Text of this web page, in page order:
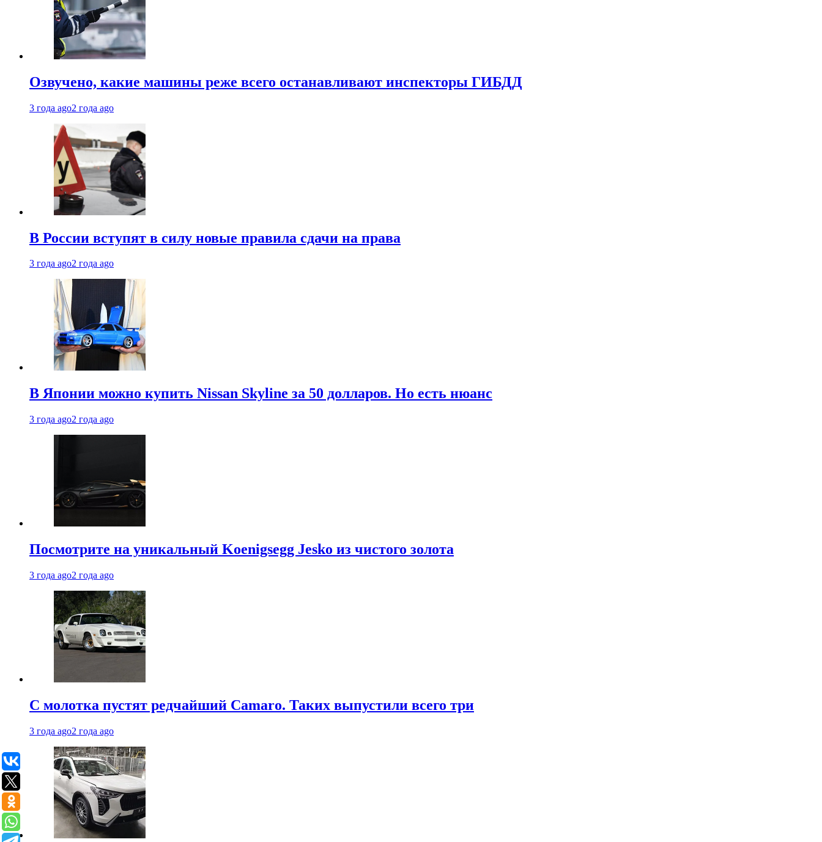
Озвучено, какие машины реже всего останавливают инспекторы ГИБДД
3 года ago2 года ago
В России вступят в силу новые правила сдачи на права
3 года ago2 года ago
В Японии можно купить Nissan Skyline за 50 долларов. Но есть нюанс
3 года ago2 года ago
Посмотрите на уникальный Koenigsegg Jesko из чистого золота
3 года ago2 года ago
С молотка пустят редчайший Camaro. Таких выпустили всего три
3 года ago2 года ago